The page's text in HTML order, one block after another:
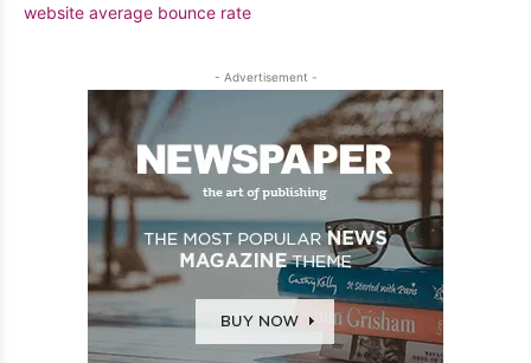
website average bounce rate
- Advertisement -